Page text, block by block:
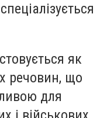
як
речовин, що
для